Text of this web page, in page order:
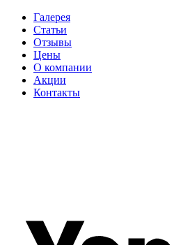
Галерея
Статьи
Отзывы
Цены
О компании
Акции
Контакты